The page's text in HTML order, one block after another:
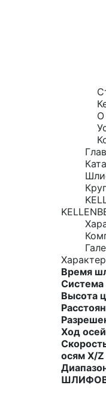
О
Время
Система
Высота
Ход
осям X/Z